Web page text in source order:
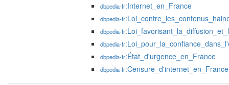
dbpedia-fr:Internet_en_France
dbpedia-fr
dbpedia-fr
dbpedia-fr
dbpedia-fr:État_d'urgence_en_France
dbpedia-fr:Censure_d'internet_en_France